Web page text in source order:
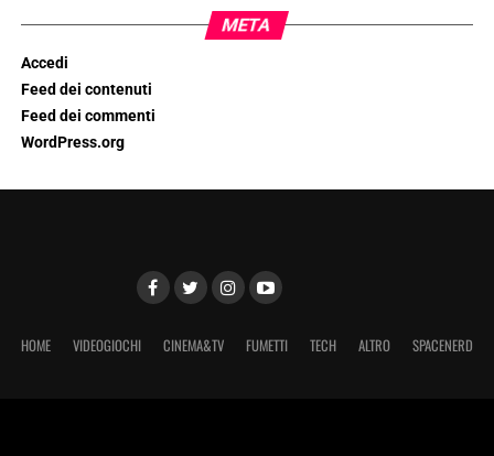
META
Accedi
Feed dei contenuti
Feed dei commenti
WordPress.org
HOME VIDEOGIOCHI CINEMA&TV FUMETTI TECH ALTRO SPACENERD